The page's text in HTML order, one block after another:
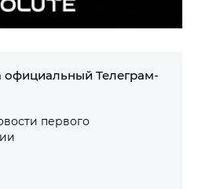
официальный Телеграм-
первого